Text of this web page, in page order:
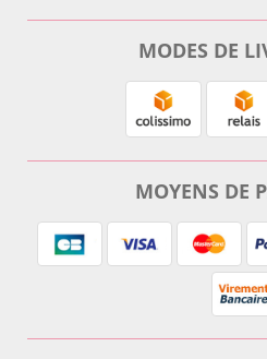
MODES DE
MOYENS DE